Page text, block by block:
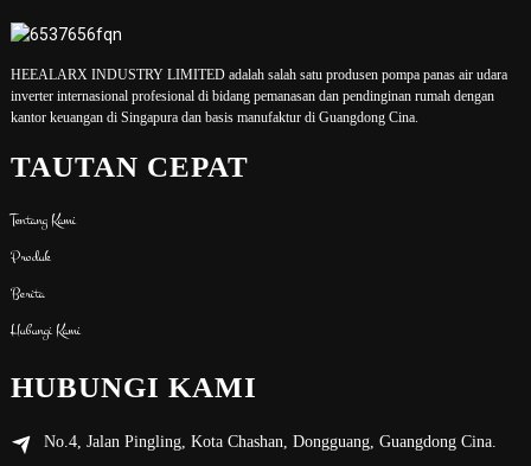
HEEALARX INDUSTRY LIMITED adalah salah satu produsen pompa panas air udara
inverter internasional profesional di bidang pemanasan dan pendinginan rumah dengan
kantor keuangan di Singapura dan basis manufaktur di Guangdong Cina.
TAUTAN CEPAT
Tentang Kami
Produk
Berita
Hubungi Kami
HUBUNGI KAMI
No.4, Jalan Pingling, Kota Chashan, Dongguang, Guangdong Cina.